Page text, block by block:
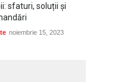
sfaturi, soluții și
noiembrie 15, 2023
pentru un copil